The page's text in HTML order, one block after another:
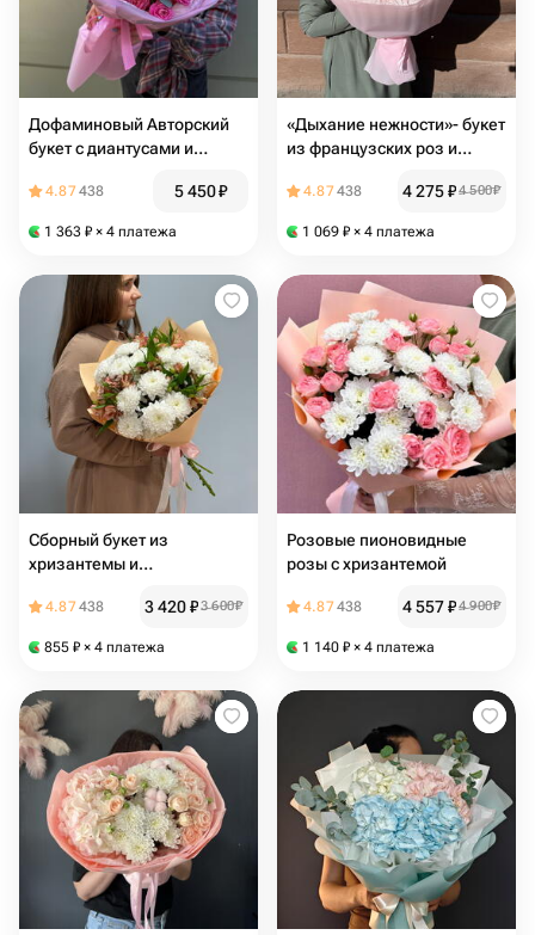
Дофаминовый Авторский
букет с диантусами и
🎁4.87438 5 450₽
1 363 ₽ × 4 платежа
«Дыхание нежности»- букет
из французских роз и
4.87438 4 275₽4 500₽
1 069 ₽ × 4 платежа
Сборный букет из
хризантемы и
4.87438 3 420₽3 600₽
855 ₽ × 4 платежа
Розовые пионовидные
розы с хризантемой
4.87438 4 557₽4 900₽
1 140 ₽ × 4 платежа